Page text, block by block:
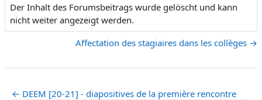
Der Inhalt des Forumsbeitrags wurde gelöscht und kann
nicht weiter angezeigt werden.
Affectation des stagiaires dans les collèges →
← DEEM [20-21] - diapositives de la première rencontre